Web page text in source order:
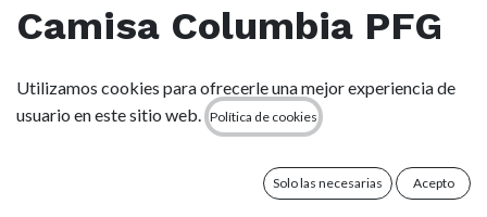
Camisa Columbia PFG
Bahama II - Collegiate
Navy
Utilizamos cookies para ofrecerle una mejor experiencia de
usuario en este sitio web.
Política de cookies
Solo las necesarias Acepto